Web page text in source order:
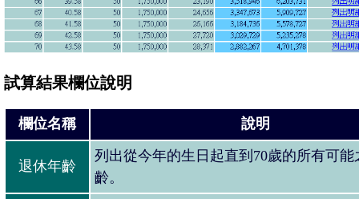
試算結果欄位說明
欄位名稱 說明
退休年齡
列出從今年的生日起直到70歲的所有可能
齡。